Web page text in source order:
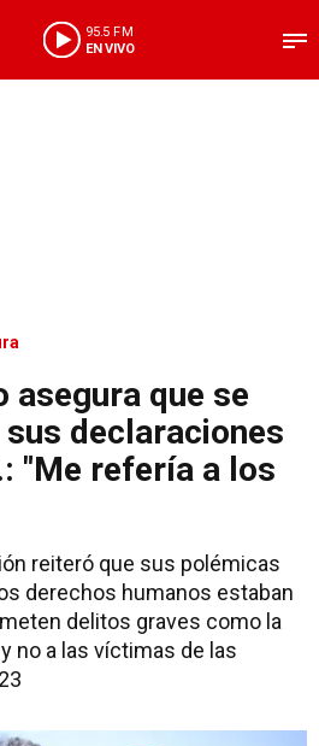
95.5 FM
EN VIVO
asegura que se
declaraciones
"Me refería a los
reiteró que sus polémicas
derechos humanos estaban
delitos graves como la
no a las víctimas de las